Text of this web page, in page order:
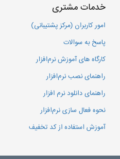
خدمات مشتری
امور کاربران (مرکز پشتیبانی)
پاسخ به سوالات
کارگاه های آموزش نرم‌افزار
راهنمای نصب نرم‌افزار
راهنمای دانلود نرم افزار
نحوه فعال سازی نرم‌افزار
آموزش استفاده از کد تخفیف